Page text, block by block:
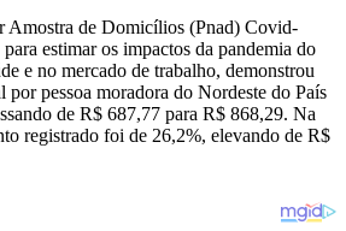
Amostra de Domicílios (Pnad) Covid-
estimar os impactos da pandemia do
e no mercado de trabalho, demonstrou
por pessoa moradora do Nordeste do País
de R$ 687,77 para R$ 868,29. Na
registrado foi de 26,2%, elevando de R$